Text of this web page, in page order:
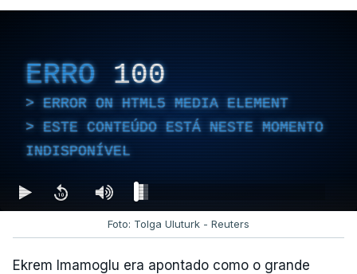
ERRO 100
ERROR ON HTML5 MEDIA ELEMENT
ESTE CONTEÚDO ESTÁ NESTE MOMENTO
INDISPONÍVEL
Foto: Tolga Uluturk - Reuters
Ekrem Imamoglu era apontado como o grande